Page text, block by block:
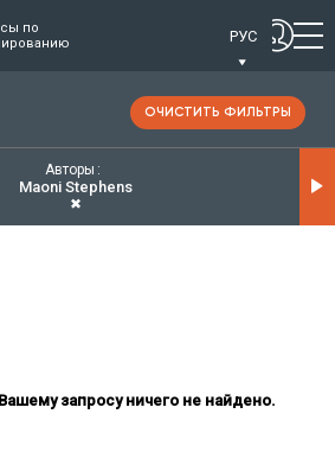
по
РУС
ОЧИСТИТЬ ФИЛЬТРЫ
Авторы
Maoni Stephens
✖
запросу ничего не найдено.